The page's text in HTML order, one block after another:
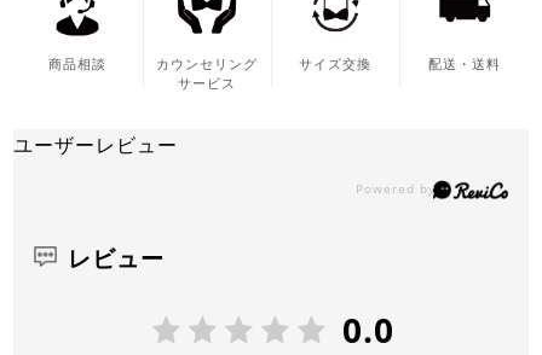
商品相談
カウンセリング
サービス
サイズ交換 配送・送料
ユーザーレビュー
レビュー
0.0